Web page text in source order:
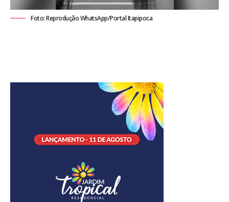
Foto: Reprodução WhatsApp/Portal Itapipoca